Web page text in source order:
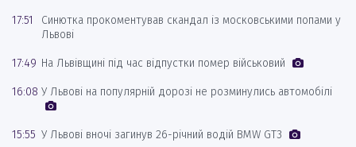
17:51
Синютка прокоментував скандал із московськими попами у
Львові
17:49 На Львівщині під час відпустки помер військовий
16:08 У Львові на популярній дорозі не розминулись автомобілі
15:55 У Львові вночі загинув 26-річний водій BMW GT3